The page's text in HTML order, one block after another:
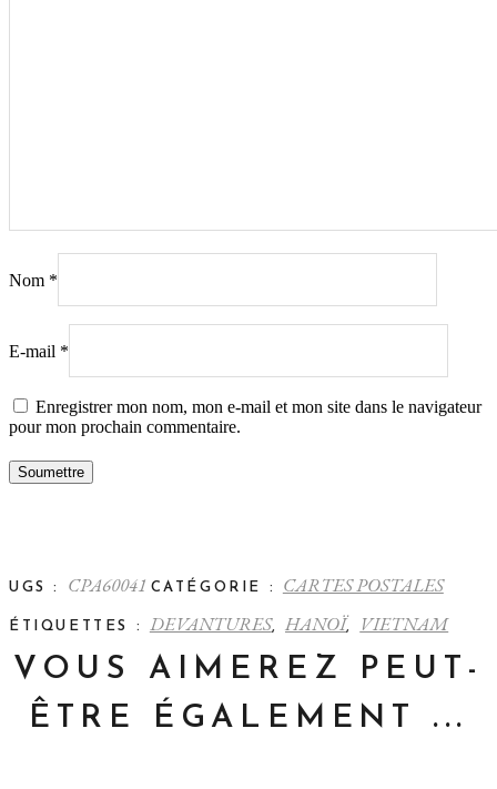
Nom *
E-mail *
Enregistrer mon nom, mon e-mail et mon site dans le navigateur
pour mon prochain commentaire.
UGS : CPA60041 CATÉGORIE : CARTES POSTALES
ÉTIQUETTES : DEVANTURES,HANOÏ, VIETNAM
VOUS AIMEREZ PEUT-
ÊTRE ÉGALEMENT ...